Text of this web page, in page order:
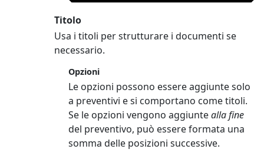
Titolo
Usa i titoli per strutturare i documenti se
necessario.
Opzioni
Le opzioni possono essere aggiunte solo
a preventivi e si comportano come titoli.
Se le opzioni vengono aggiuntealla fine
del preventivo, può essere formata una
somma delle posizioni successive.